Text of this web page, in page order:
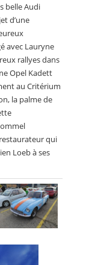
belle Audi
d’une
avec Lauryne
rallyes dans
Opel Kadett
au Critérium
la palme de
qui
Loeb à ses